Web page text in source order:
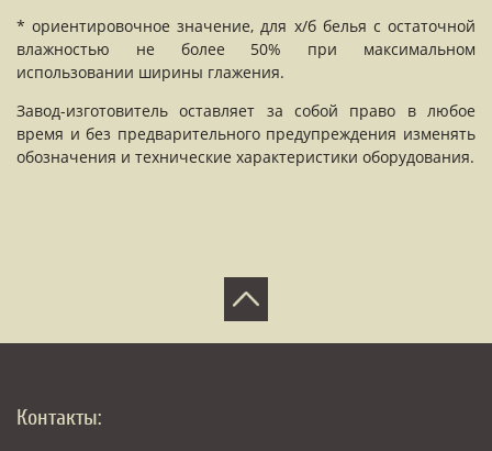
* ориентировочное значение, для х/б белья с остаточной
влажностью не более 50% при максимальном
использовании ширины глажения.
Завод-изготовитель оставляет за собой право в любое
время и без предварительного предупреждения изменять
обозначения и технические характеристики оборудования.
Контакты: